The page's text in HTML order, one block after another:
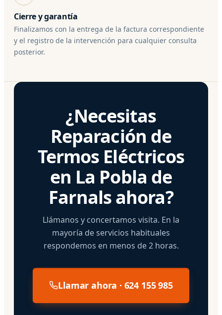
Cierre y garantía
Finalizamos con la entrega de la factura correspondiente
y el registro de la intervención para cualquier consulta
posterior.
¿Necesitas
Reparación de
Termos Eléctricos
en La Pobla de
Farnals ahora?
Llámanos y concertamos visita. En la
mayoría de servicios habituales
respondemos en menos de 2 horas.
Llamar ahora · 624 155 985